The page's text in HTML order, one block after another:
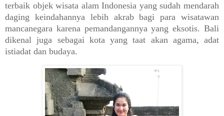
terbaik objek wisata alam Indonesia yang sudah mendarah
daging keindahannya lebih akrab bagi para wisatawan
mancanegara karena pemandangannya yang eksotis. Bali
dikenal juga sebagai kota yang taat akan agama, adat
istiadat dan budaya.